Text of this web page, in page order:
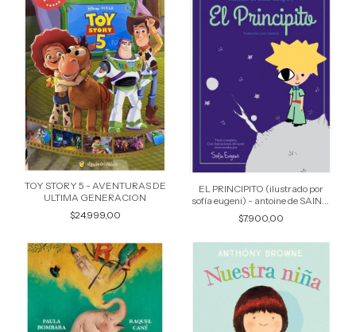
TOY STORY 5 - AVENTURAS DE
ULTIMA GENERACION
$24.999,00
EL PRINCIPITO (ilustrado por
sofía eugeni) - antoine de SAINT-
EXUPERY
$7.900,00